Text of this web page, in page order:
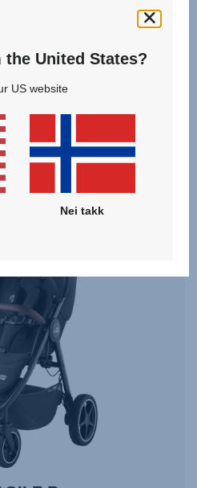
United States?
US website
Nei takk